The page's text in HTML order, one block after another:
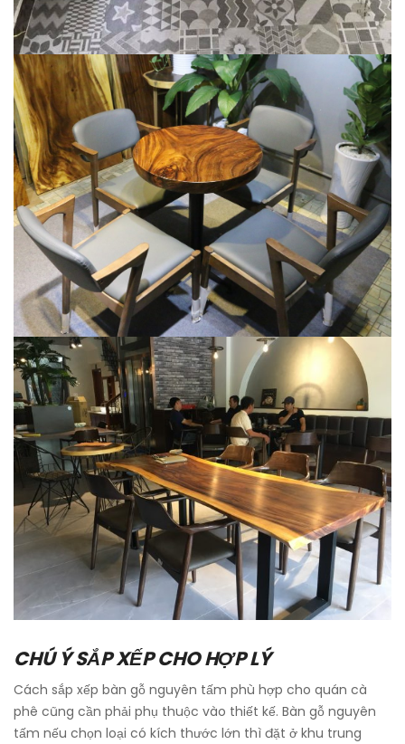
CHÚ Ý SẮP XẾP CHO HỢP LÝ
Cách sắp xếp bàn gỗ nguyên tấm phù hợp cho quán cà
phê cũng cần phải phụ thuộc vào thiết kế. Bàn gỗ nguyên
tấm nếu chọn loại có kích thước lớn thì đặt ở khu trung